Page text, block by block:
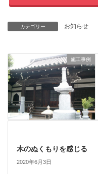
カテゴリー お知らせ
施工事例
木のぬくもりを感じる
2020年6月3日